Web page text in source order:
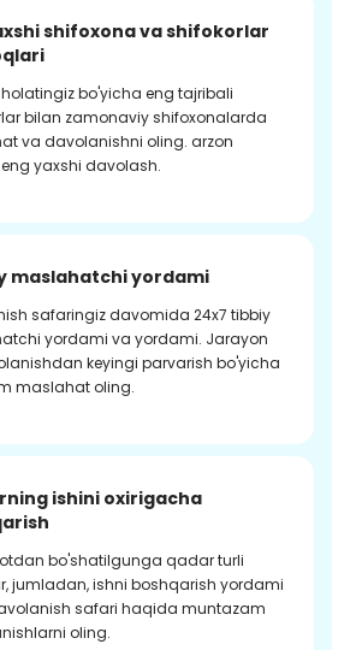
shifoxona va shifokorlar
holatingiz bo'yicha eng tajribali
bilan zamonaviy shifoxonalarda
va davolanishni oling. arzon
yaxshi davolash.
maslahatchi yordami
safaringiz davomida 24x7 tibbiy
yordami va yordami. Jarayon
keyingi parvarish bo'yicha
maslahat oling.
ishini oxirigacha
bo'shatilgunga qadar turli
jumladan, ishni boshqarish yordami
safari haqida muntazam
oling.